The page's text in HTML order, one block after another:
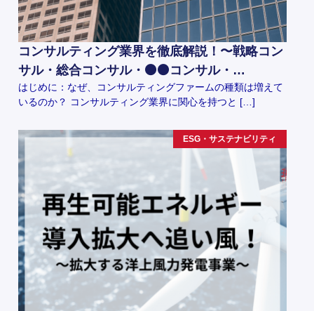
コンサルティング業界を徹底解説！〜戦略コン
サル・総合コンサル・⚫️⚫️コンサル・…
はじめに：なぜ、コンサルティングファームの種類は増えて
いるのか？ コンサルティング業界に関心を持つと […]
ESG・サステナビリティ